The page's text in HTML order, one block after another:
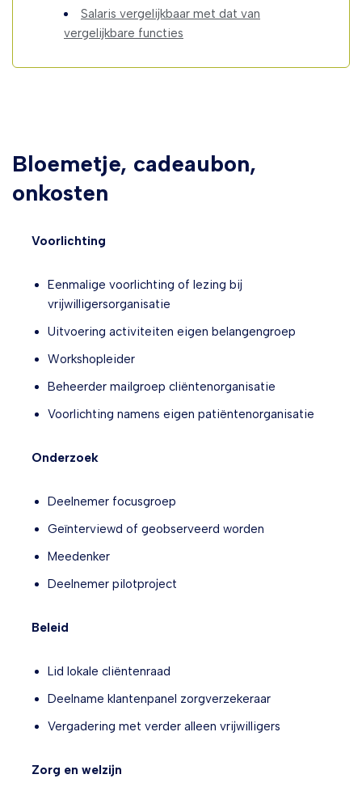
Salaris vergelijkbaar met dat van
vergelijkbare functies
Bloemetje, cadeaubon,
onkosten
Voorlichting
Eenmalige voorlichting of lezing bij
vrijwilligersorganisatie
Uitvoering activiteiten eigen belangengroep
Workshopleider
Beheerder mailgroep cliëntenorganisatie
Voorlichting namens eigen patiëntenorganisatie
Onderzoek
Deelnemer focusgroep
Geïnterviewd of geobserveerd worden
Meedenker
Deelnemer pilotproject
Beleid
Lid lokale cliëntenraad
Deelname klantenpanel zorgverzekeraar
Vergadering met verder alleen vrijwilligers
Zorg en welzijn